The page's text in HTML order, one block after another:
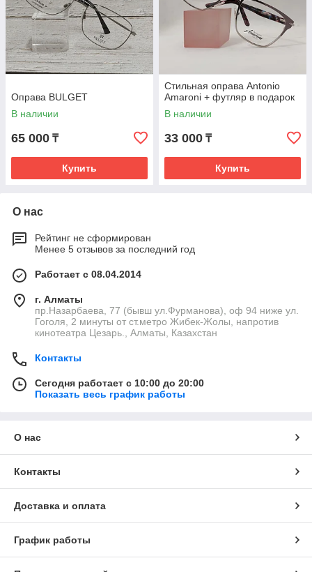
Оправа BULGET
В наличии
65 000 ₸
Купить
Стильная оправа Antonio
Amaroni + футляр в подарок
В наличии
33 000 ₸
Купить
О нас
Рейтинг не сформирован
Менее 5 отзывов за последний год
Работает с 08.04.2014
г. Алматы
пр.Назарбаева, 77 (бывш ул.Фурманова), оф 94 ниже ул.
Гоголя, 2 минуты от ст.метро Жибек-Жолы, напротив
кинотеатра Цезарь., Алматы, Казахстан
Контакты
Сегодня работает с 10:00 до 20:00
Показать весь график работы
О нас
Контакты
Доставка и оплата
График работы